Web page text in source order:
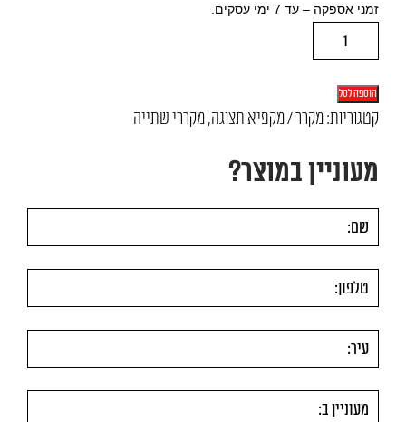
זמני אספקה – עד 7 ימי עסקים.
של
מקרר
תצוגה
דלתות
הוספה לסל
קטגוריות:מקרר / מקפיא תצוגה,מקררי שתייה
מעוניין במוצר?